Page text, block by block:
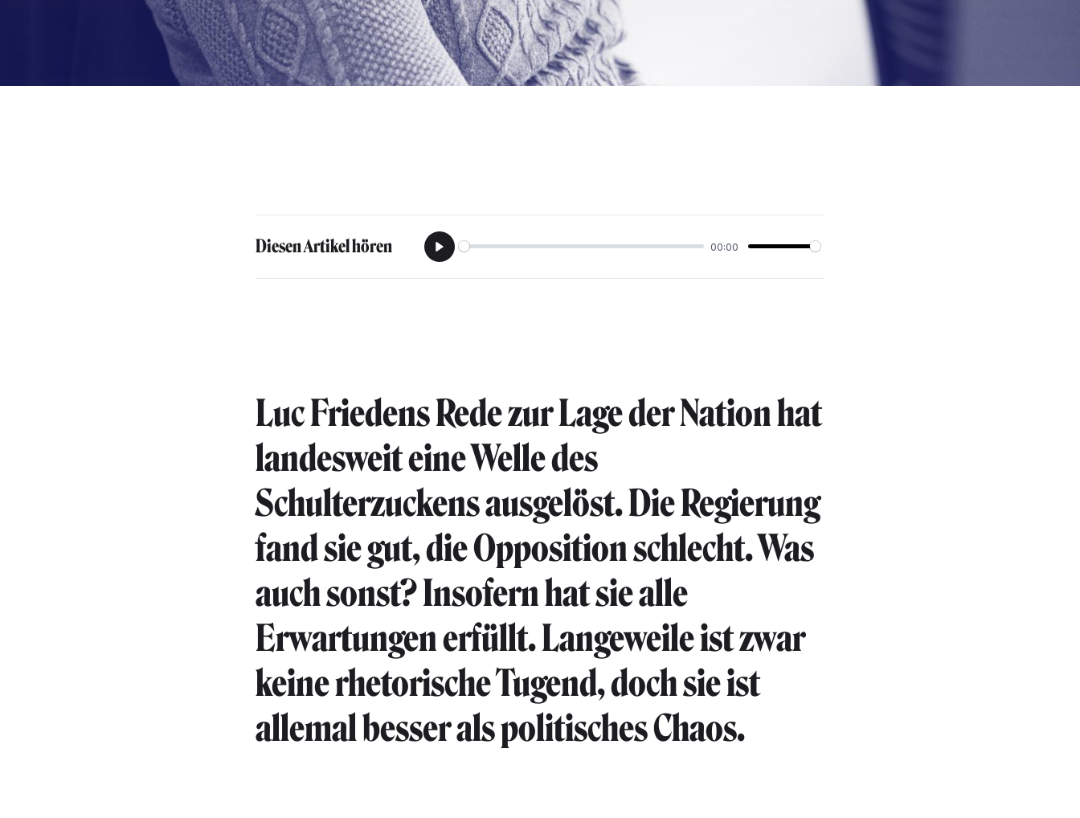
Diesen Artikel hören
Play
00:00
Luc Friedens Rede zur Lage der Nation hat
landesweit eine Welle des
Schulterzuckens ausgelöst. Die Regierung
fand sie gut, die Opposition schlecht. Was
auch sonst? Insofern hat sie alle
Erwartungen erfüllt. Langeweile ist zwar
keine rhetorische Tugend, doch sie ist
allemal besser als politisches Chaos.